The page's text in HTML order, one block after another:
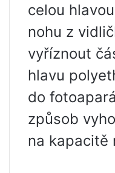
celou
nohu z
vyříznout
hlavu
do
způsob
na kapacitě